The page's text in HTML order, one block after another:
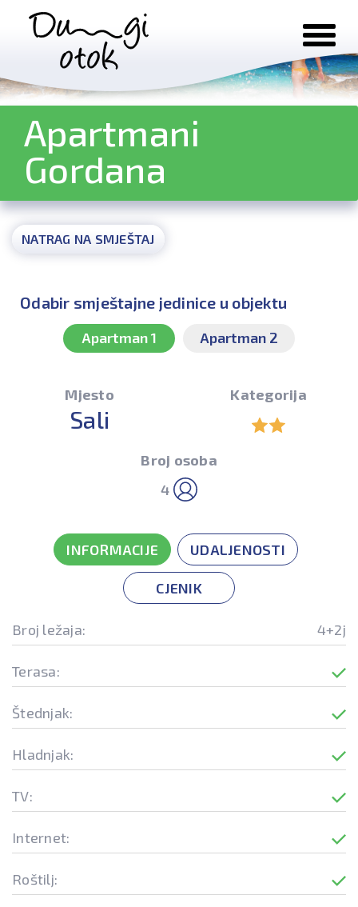
Preskoči na sadržaj
Apartmani
Gordana
NATRAG NA SMJEŠTAJ
Odabir smještajne jedinice u objektu
Apartman 1 Apartman 2
Mjesto
Sali
Kategorija
Broj osoba
4
INFORMACIJE UDALJENOSTI
CJENIK
Broj ležaja: 4+2j
Terasa:
Štednjak:
Hladnjak:
TV:
Internet:
Roštilj: